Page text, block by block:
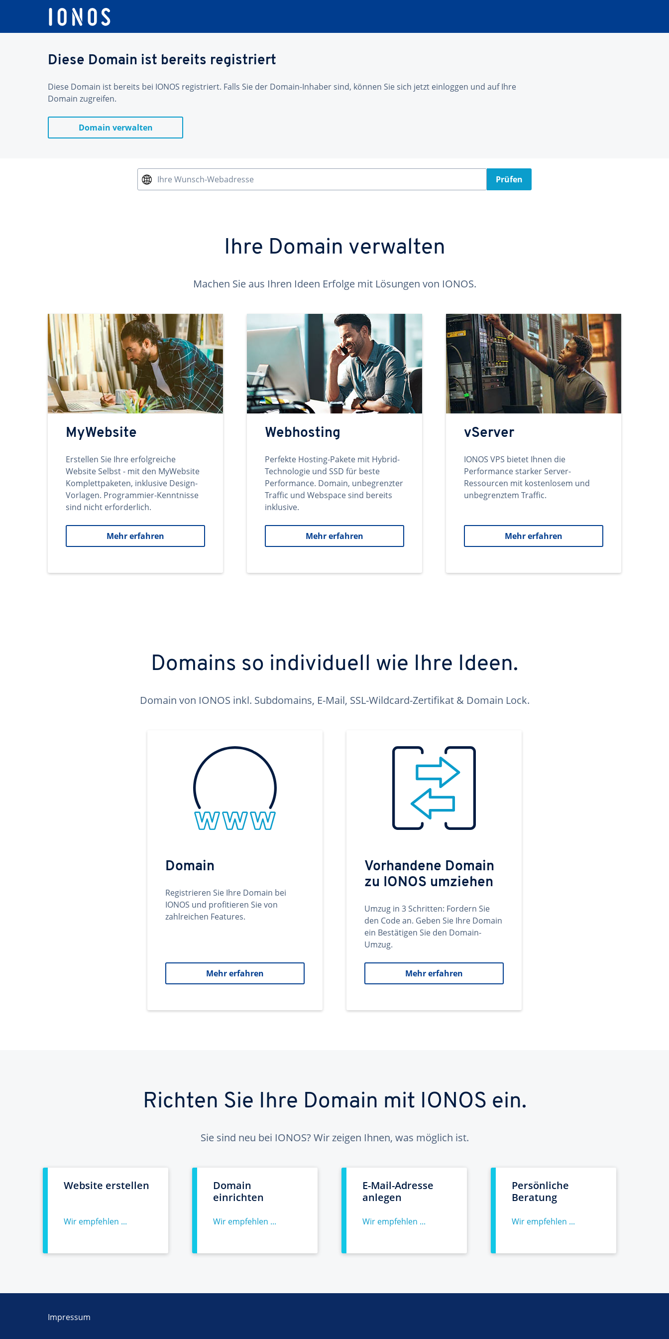
Diese Domain ist bereits registriert
Diese Domain ist bereits bei IONOS registriert. Falls Sie der Domain-Inhaber sind, können Sie sich jetzt einloggen und auf Ihre
Domain zugreifen.
Domain verwalten
Ihre Wunsch-Webadresse Prüfen
Ihre Domain verwalten
Machen Sie aus Ihren Ideen Erfolge mit Lösungen von IONOS.
MyWebsite
Erstellen Sie Ihre erfolgreiche
Website Selbst - mit den MyWebsite
Komplettpaketen, inklusive Design-
Vorlagen. Programmier-Kenntnisse
sind nicht erforderlich.
Mehr erfahren
Webhosting
Perfekte Hosting-Pakete mit Hybrid-
Technologie und SSD für beste
Performance. Domain, unbegrenzter
Traffic und Webspace sind bereits
inklusive.
Mehr erfahren
vServer
IONOS VPS bietet Ihnen die
Performance starker Server-
Ressourcen mit kostenlosem und
unbegrenztem Traffic.
Mehr erfahren
Domains so individuell wie Ihre Ideen.
Domain von IONOS inkl. Subdomains, E-Mail, SSL-Wildcard-Zertifikat & Domain Lock.
Domain
Registrieren Sie Ihre Domain bei
IONOS und profitieren Sie von
zahlreichen Features.
Mehr erfahren
Vorhandene Domain
zu IONOS umziehen
Umzug in 3 Schritten: Fordern Sie
den Code an. Geben Sie Ihre Domain
ein Bestätigen Sie den Domain-
Umzug.
Mehr erfahren
Richten Sie Ihre Domain mit IONOS ein.
Sie sind neu bei IONOS? Wir zeigen Ihnen, was möglich ist.
Website erstellen
Wir empfehlen ...
Domain
einrichten
Wir empfehlen ...
E-Mail-Adresse
anlegen
Wir empfehlen ...
Persönliche
Beratung
Wir empfehlen ...
Impressum